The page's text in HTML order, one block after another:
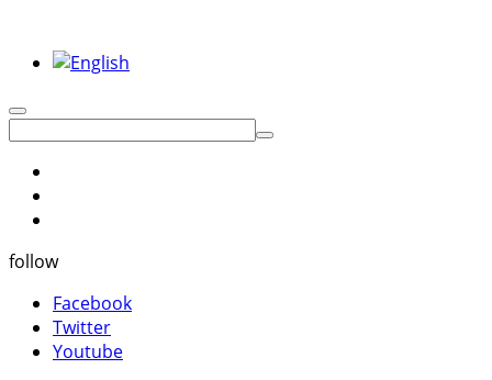
follow
Facebook
Twitter
Youtube